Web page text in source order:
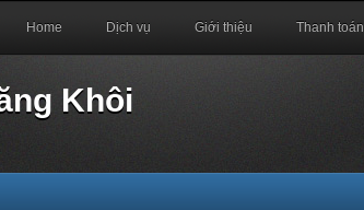
Home Dịch vụ Giới thiệu Thanh toán
Khôi